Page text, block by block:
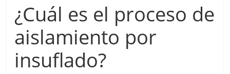
¿Cuál es el proceso de
aislamiento por
insuflado?